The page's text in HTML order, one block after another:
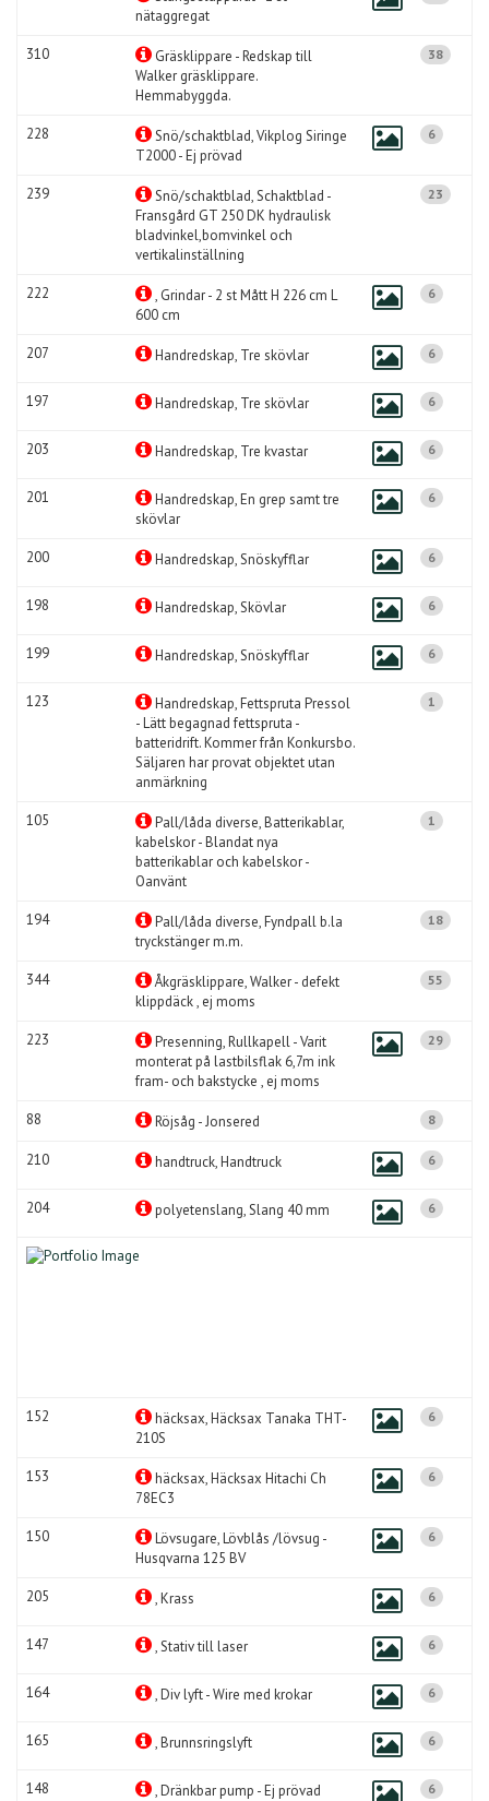
nätaggregat
310
Gräsklippare - Redskap till
Walker gräsklippare.
Hemmabyggda.
38
228
Snö/schaktblad, Vikplog Siringe
T2000 - Ej prövad
6
239
Snö/schaktblad, Schaktblad -
Fransgård GT 250 DK hydraulisk
bladvinkel,bomvinkel och
vertikalinställning
23
222
, Grindar - 2 st Mått H 226 cm L
600 cm
6
207 Handredskap, Tre skövlar 6
197 Handredskap, Tre skövlar 6
203 Handredskap, Tre kvastar 6
201
Handredskap, En grep samt tre
skövlar
6
200 Handredskap, Snöskyfflar 6
198 Handredskap, Skövlar 6
199 Handredskap, Snöskyfflar 6
123
Handredskap, Fettspruta Pressol
- Lätt begagnad fettspruta -
batteridrift. Kommer från Konkursbo.
Säljaren har provat objektet utan
anmärkning
1
105
Pall/låda diverse, Batterikablar,
kabelskor - Blandat nya
batterikablar och kabelskor -
Oanvänt
1
194
Pall/låda diverse, Fyndpall b.la
tryckstänger m.m.
18
344
Åkgräsklippare, Walker - defekt
klippdäck , ej moms
55
223
Presenning, Rullkapell - Varit
monterat på lastbilsflak 6,7m ink
fram- och bakstycke , ej moms
29
88 Röjsåg - Jonsered 8
210 handtruck, Handtruck 6
204 polyetenslang, Slang 40 mm 6
152
häcksax, Häcksax Tanaka THT-
210S
6
153
häcksax, Häcksax Hitachi Ch
78EC3
6
150
Lövsugare, Lövblås /lövsug -
Husqvarna 125 BV
6
205 , Krass 6
147 , Stativ till laser 6
164 , Div lyft - Wire med krokar 6
165 , Brunnsringslyft 6
148 , Dränkbar pump - Ej prövad 6